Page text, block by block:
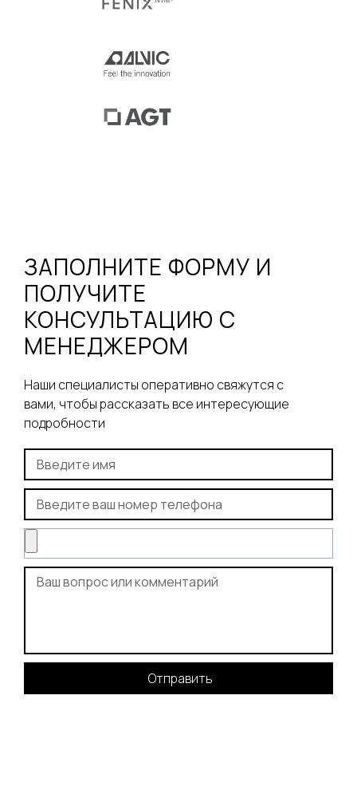
ЗАПОЛНИТЕ ФОРМУ И
ПОЛУЧИТЕ
КОНСУЛЬТАЦИЮ С
МЕНЕДЖЕРОМ
Наши специалисты оперативно свяжутся с
вами, чтобы рассказать все интересующие
подробности
Отправить